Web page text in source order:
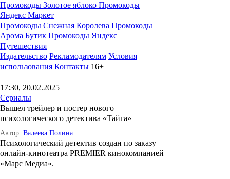
Промокоды Золотое яблоко Промокоды
Яндекс Маркет
Промокоды Снежная Королева Промокоды
Арома Бутик Промокоды Яндекс
Путешествия
Издательство Рекламодателям Условия
использования Контакты 16+
17:30, 20.02.2025
Сериалы
Вышел трейлер и постер нового
психологического детектива «Тайга»
Автор: Валеева Полина
Психологический детектив создан по заказу
онлайн-кинотеатра PREMIER кинокомпанией
«Марс Медиа».